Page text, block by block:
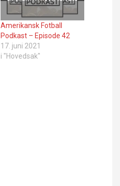
Amerikansk Fotball
Podkast – Episode 42
17. juni 2021
i "Hovedsak"